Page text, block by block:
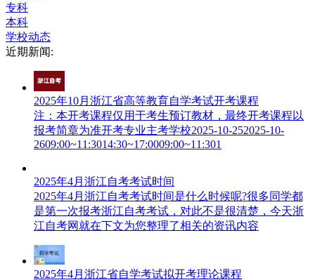
专科
本科
学校动态
近期新闻:
2025年10月浙江省高等教育自学考试开考课程
注：本开考课程仅用于考生预订教材，最终开考课程以
报考简章为准开考专业主考学校2025-10-252025-10-
2609:00~11:3014:30~17:0009:00~11:301
2025年4月浙江自考考试时间
2025年4月浙江自考考试时间是什么时候呢?很多同学都
是第一次报考浙江自考考试，对此不是很清楚，今天浙
江自考网就在下文为您整理了相关的资讯内容
2025年4月浙江省自学考试拟开考理论课程